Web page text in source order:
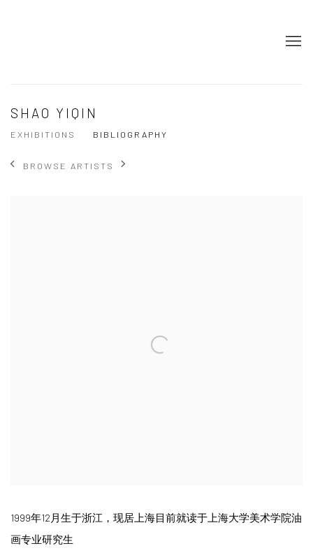
SHAO YIQIN
EXHIBITIONS BIBLIOGRAPHY
BROWSE ARTISTS
1999年12月生于浙江，现居上海目前就读于上海大学美术学院油
画专业研究生